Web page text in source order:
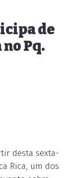
de
Pq.
desta sexta-
Rica, um dos